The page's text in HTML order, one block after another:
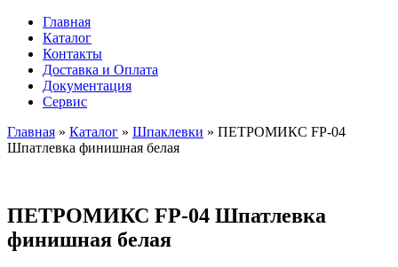
Главная
Каталог
Контакты
Доставка и Оплата
Документация
Сервис
Главная » Каталог » Шпаклевки » ПЕТРОМИКС FP-04
Шпатлевка финишная белая
ПЕТРОМИКС FP-04 Шпатлевка
финишная белая